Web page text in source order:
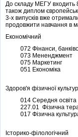
До складу МЕГУ входить 8
також диплом
3-х випусків вже
продовжити навчання в
Економічний
072 Фінанси,
073 Мененджмент
075 Маркетинг
051 Економіка
Здоров'я фізичної
014 Середня
227.01 Фізична
017 Фізична
Історико-філологічний